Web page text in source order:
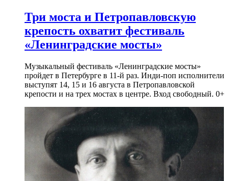
Три моста и Петропавловскую
крепость охватит фестиваль
«Ленинградские мосты»
Музыкальный фестиваль «Ленинградские мосты»
пройдет в Петербурге в 11-й раз. Инди-поп исполнители
выступят 14, 15 и 16 августа в Петропавловской
крепости и на трех мостах в центре. Вход свободный. 0+